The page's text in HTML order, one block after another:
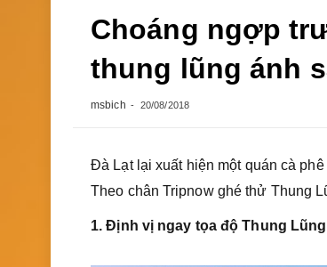
Choáng ngợp
thung lũng ánh
msbich 20/08/2018
Đà Lạt lại xuất hiện một quán cà
Theo chân Tripnow ghé thử Thung
1. Định vị ngay tọa độ Thung